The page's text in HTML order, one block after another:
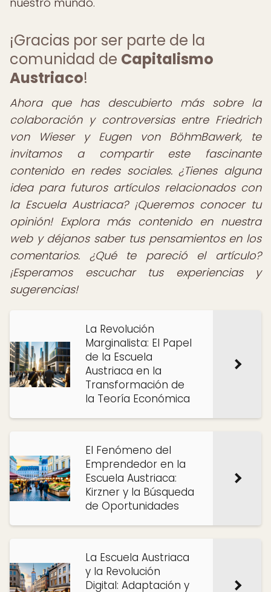
¡Gracias por ser parte de la
comunidad de Capitalismo
Austriaco!
Ahora que has descubierto más sobre la
colaboración y controversias entre Friedrich
von Wieser y Eugen von BöhmBawerk, te
invitamos a compartir este fascinante
contenido en redes sociales. ¿Tienes alguna
idea para futuros artículos relacionados con
la Escuela Austriaca? ¡Queremos conocer tu
opinión! Explora más contenido en nuestra
web y déjanos saber tus pensamientos en los
comentarios. ¿Qué te pareció el artículo?
¡Esperamos escuchar tus experiencias y
sugerencias!
La Revolución
Marginalista: El Papel
de la Escuela
Austriaca en la
Transformación de
la Teoría Económica
El Fenómeno del
Emprendedor en la
Escuela Austriaca:
Kirzner y la Búsqueda
de Oportunidades
La Escuela Austriaca
y la Revolución
Digital: Adaptación y